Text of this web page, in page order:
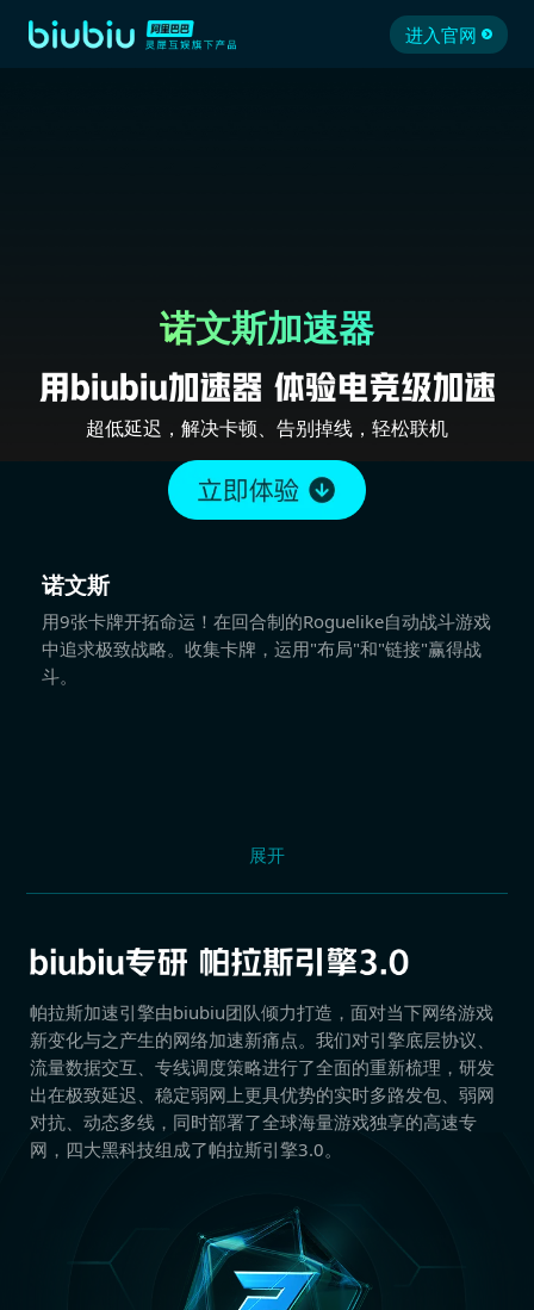
进入官网
诺文斯加速器
超低延迟，解决卡顿、告别掉线，轻松联机
诺文斯
用9张卡牌开拓命运！在回合制的Roguelike自动战斗游戏
中追求极致战略。收集卡牌，运用"布局"和"链接"赢得战
斗。
展开
帕拉斯加速引擎由biubiu团队倾力打造，面对当下网络游戏
新变化与之产生的网络加速新痛点。我们对引擎底层协议、
流量数据交互、专线调度策略进行了全面的重新梳理，研发
出在极致延迟、稳定弱网上更具优势的实时多路发包、弱网
对抗、动态多线，同时部署了全球海量游戏独享的高速专
网，四大黑科技组成了帕拉斯引擎3.0。